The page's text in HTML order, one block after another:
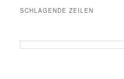
SCHLAGENDE ZEILEN